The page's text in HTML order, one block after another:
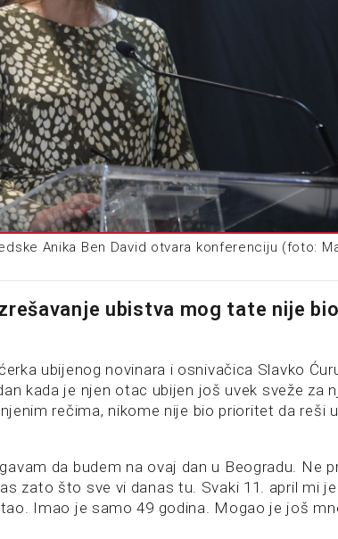
Anika Ben David otvara konferenciju (foto:
ubistva mog tate nije
ubijenog novinara i osnivačica Slavko
kada je njen otac ubijen još uvek sveže za
rečima, nikome nije bio prioritet da reši
da budem na ovaj dan u Beogradu. Ne
zato što sve vi danas tu. Svaki 11. april mi
Imao je samo 49 godina. Mogao je još